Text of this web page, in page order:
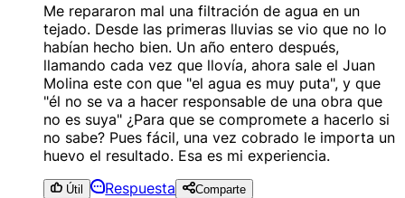
Me repararon mal una filtración de agua en un
tejado. Desde las primeras lluvias se vio que no lo
habían hecho bien. Un año entero después,
llamando cada vez que llovía, ahora sale el Juan
Molina este con que "el agua es muy puta", y que
"él no se va a hacer responsable de una obra que
no es suya" ¿Para que se compromete a hacerlo si
no sabe? Pues fácil, una vez cobrado le importa un
huevo el resultado. Esa es mi experiencia.
Útil Respuesta Comparte